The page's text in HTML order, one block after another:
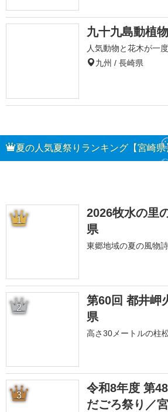
九十九島動植
人気動物と花木が一
九州 / 長崎県
夏の人気夏祭りランキング【宮崎県
1
2026牧水の里
県
東郷地域の夏の風物詩
2
第60回 都井岬
県
高さ30メートルの柱
3
令和8年度 第
だごろ祭り／